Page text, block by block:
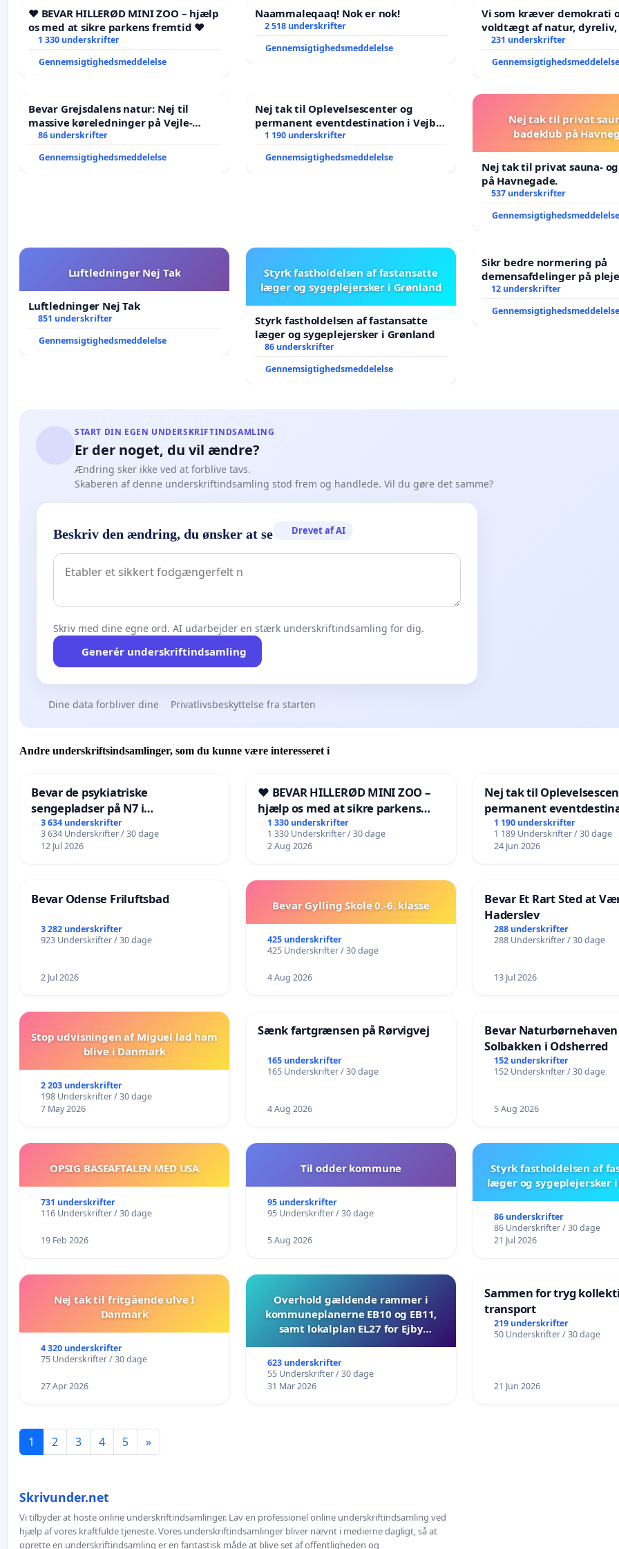
❤️ BEVAR HILLERØD MINI ZOO – hjælp
os med at sikre parkens fremtid ❤️
1 330 underskrifter
Gennemsigtighedsmeddelelse
Naammaleqaaq! Nok er nok!
2 518 underskrifter
Gennemsigtighedsmeddelelse
Vi som kræver demokrati
voldtægt af natur, dyreliv, børn,
unge Borgene har sagt
231 underskrifter
Gennemsigtighedsmeddelelse
Bevar Grejsdalens natur: Nej til
massive køreledninger på Vejle-
Struer-banen
86 underskrifter
Gennemsigtighedsmeddelelse
Nej tak til Oplevelsescenter og
permanent eventdestination i Vejby
- Ja tak til et levende lokalområde i
1 190 underskrifter
Gennemsigtighedsmeddelelse
Nej tak til privat
badeklub på
Nej tak til privat sauna-
på Havnegade.
537 underskrifter
Gennemsigtighedsmeddelelse
Luftledninger Nej Tak
Luftledninger Nej Tak
851 underskrifter
Gennemsigtighedsmeddelelse
Styrk fastholdelsen af fastansatte
læger og sygeplejersker i Grønland
Styrk fastholdelsen af fastansatte
læger og sygeplejersker i Grønland
86 underskrifter
Gennemsigtighedsmeddelelse
Sikr bedre normering på
demensafdelinger på
12 underskrifter
Gennemsigtighedsmeddelelse
START DIN EGEN UNDERSKRIFTINDSAMLING
Er der noget, du vil ændre?
Ændring sker ikke ved at forblive tavs.
Skaberen af denne underskriftindsamling stod frem og handlede. Vil du gøre det samme?
Beskriv den ændring, du ønsker at se Drevet af AI
Skriv med dine egne ord. AI udarbejder en stærk underskriftindsamling for dig.
Generér underskriftindsamling
Dine data forbliver dine Privatlivsbeskyttelse fra starten
Andre underskriftsindsamlinger, som du kunne være interesseret i
Bevar de psykiatriske
sengepladser på N7 i
Frederikshavn
3 634 underskrifter
3 634 Underskrifter / 30 dage
12 Jul 2026
❤️ BEVAR HILLERØD MINI ZOO –
hjælp os med at sikre parkens
fremtid ❤️
1 330 underskrifter
1 330 Underskrifter / 30 dage
2 Aug 2026
Nej tak til
permanent
Vejby - Ja tak til et
lokalområde i balance
1 190 underskrifter
1 189 Underskrifter / 30 dage
24 Jun 2026
Bevar Odense Friluftsbad
3 282 underskrifter
923 Underskrifter / 30 dage
2 Jul 2026
Bevar Gylling Skole 0.-6. klasse
425 underskrifter
425 Underskrifter / 30 dage
4 Aug 2026
Bevar Et Rart Sted at
Haderslev
288 underskrifter
288 Underskrifter / 30 dage
13 Jul 2026
Stop udvisningen af Miguel lad ham
blive i Danmark
2 203 underskrifter
198 Underskrifter / 30 dage
7 May 2026
Sænk fartgrænsen på Rørvigvej
165 underskrifter
165 Underskrifter / 30 dage
4 Aug 2026
Bevar Naturbørnehaven
Solbakken i Odsherred
152 underskrifter
152 Underskrifter / 30 dage
5 Aug 2026
OPSIG BASEAFTALEN MED USA
731 underskrifter
116 Underskrifter / 30 dage
19 Feb 2026
Til odder kommune
95 underskrifter
95 Underskrifter / 30 dage
5 Aug 2026
Styrk fastholdelsen af
læger og sygeplejersker
86 underskrifter
86 Underskrifter / 30 dage
21 Jul 2026
Nej tak til fritgående ulve I
Danmark
4 320 underskrifter
75 Underskrifter / 30 dage
27 Apr 2026
Overhold gældende rammer i
kommuneplanerne EB10 og EB11,
samt lokalplan EL27 for Ejby
623 underskrifter
55 Underskrifter / 30 dage
31 Mar 2026
Sammen for tryg
transport
219 underskrifter
50 Underskrifter / 30 dage
21 Jun 2026
1 2 3 4 5 »
Skrivunder.net
Vi tilbyder at hoste online underskriftindsamlinger. Lav en professionel online underskriftindsamling ved
hjælp af vores kraftfulde tjeneste. Vores underskriftindsamlinger bliver nævnt i medierne dagligt, så at
oprette en underskriftindsamling er en fantastisk måde at blive set af offentligheden og